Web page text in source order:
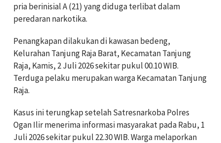
pria berinisial A (21) yang diduga terlibat dalam
peredaran narkotika.
Penangkapan dilakukan di kawasan bedeng,
Kelurahan Tanjung Raja Barat, Kecamatan Tanjung
Raja, Kamis, 2 Juli 2026 sekitar pukul 00.10 WIB.
Terduga pelaku merupakan warga Kecamatan Tanjung
Raja.
Kasus ini terungkap setelah Satresnarkoba Polres
Ogan Ilir menerima informasi masyarakat pada Rabu, 1
Juli 2026 sekitar pukul 22.30 WIB. Warga melaporkan